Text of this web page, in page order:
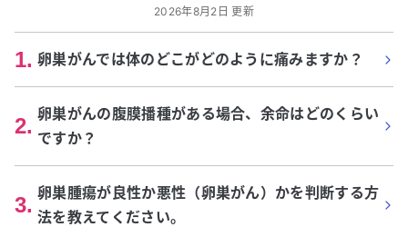
2026年8月2日 更新
1. 卵巣がんでは体のどこがどのように痛みますか？
2. 卵巣がんの腹膜播種がある場合、余命はどのくらい
ですか？
3. 卵巣腫瘍が良性か悪性（卵巣がん）かを判断する方
法を教えてください。